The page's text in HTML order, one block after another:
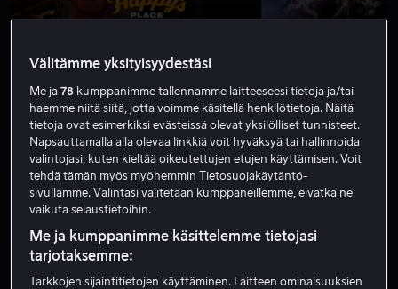
Välitämme yksityisyydestäsi
Me ja78 kumppanimme tallennamme laitteeseesi tietoja ja/tai
haemme niitä siitä, jotta voimme käsitellä henkilötietoja. Näitä
tietoja ovat esimerkiksi evästeissä olevat yksilölliset tunnisteet.
Napsauttamalla alla olevaa linkkiä voit hyväksyä tai hallinnoida
valintojasi, kuten kieltää oikeutettujen etujen käyttämisen. Voit
tehdä tämän myös myöhemmin Tietosuojakäytäntö-
sivullamme. Valintasi välitetään kumppaneillemme, eivätkä ne
vaikuta selaustietoihin.
Me ja kumppanimme käsittelemme tietojasi
tarjotaksemme:
Tarkkojen sijaintitietojen käyttäminen. Laitteen ominaisuuksien